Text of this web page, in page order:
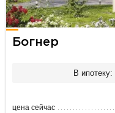
Богнер
В ипотеку:
цена сейчас